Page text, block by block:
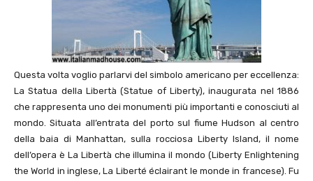
Questa volta voglio parlarvi del simbolo americano per eccellenza:
La Statua della Libertà (Statue of Liberty), inaugurata nel 1886
che rappresenta uno dei monumenti più importanti e conosciuti al
mondo. Situata all’entrata del porto sul fiume Hudson al centro
della baia di Manhattan, sulla rocciosa Liberty Island, il nome
dell’opera è La Libertà che illumina il mondo (Liberty Enlightening
the World in inglese, La Liberté éclairant le monde in francese). Fu